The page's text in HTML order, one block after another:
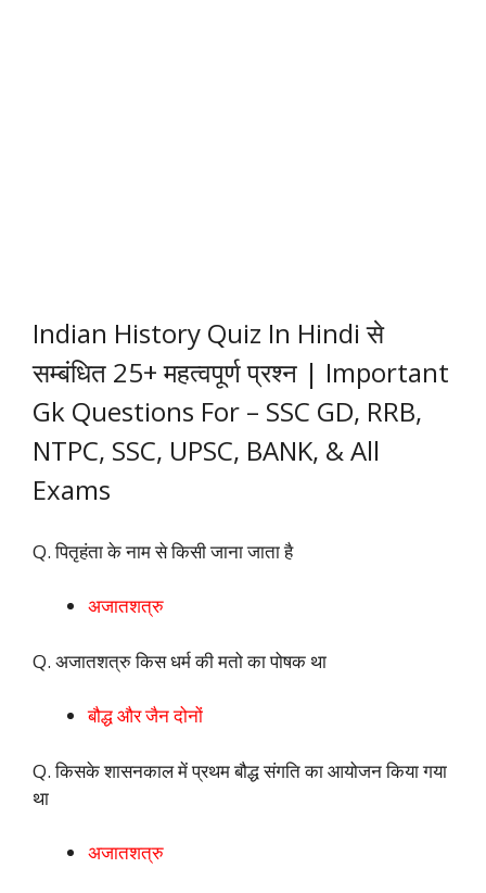
Indian History Quiz In Hindi से
सम्बंधित 25+ महत्वपूर्ण प्रश्न | Important
Gk Questions For – SSC GD, RRB,
NTPC, SSC, UPSC, BANK, & All
Exams
Q. पितृहंता के नाम से किसी जाना जाता है
अजातशत्रु
Q. अजातशत्रु किस धर्म की मतो का पोषक था
बौद्ध और जैन दोनों
Q. किसके शासनकाल में प्रथम बौद्ध संगति का आयोजन किया गया
था
अजातशत्रु